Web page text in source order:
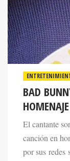
BAD
El cantante
canción en
por sus redes